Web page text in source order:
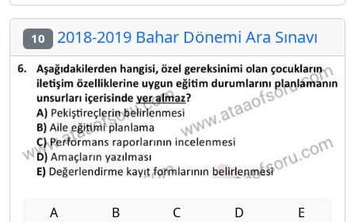
10 2018-2019 Bahar Dönemi Ara Sınavı
A B C D E